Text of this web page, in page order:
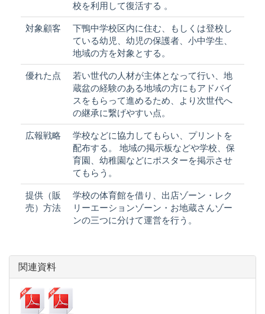
校を利用して復活する 。
対象顧客
下鴨中学校区内に住む、もしくは登校し
ている幼児、幼児の保護者、小中学生、
地域の方を対象とする。
優れた点
若い世代の人材が主体となって行い、地
蔵盆の経験のある地域の方にもアドバイ
スをもらって進めるため、より次世代へ
の継承に繋げやすい点。
広報戦略
学校などに協力してもらい、プリントを
配布する。 地域の掲示板などや学校、保
育園、幼稚園などにポスターを掲示させ
てもらう。
提供（販
売）方法
学校の体育館を借り、出店ゾーン・レク
リーエーションゾーン・お地蔵さんゾー
ンの三つに分けて運営を行う。
関連資料